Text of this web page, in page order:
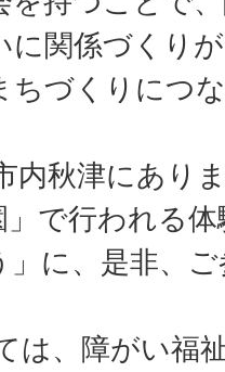
に関係づくり
ちづくりにつ
内秋津にあり
で行われる
」に、是非、
は、障がい福